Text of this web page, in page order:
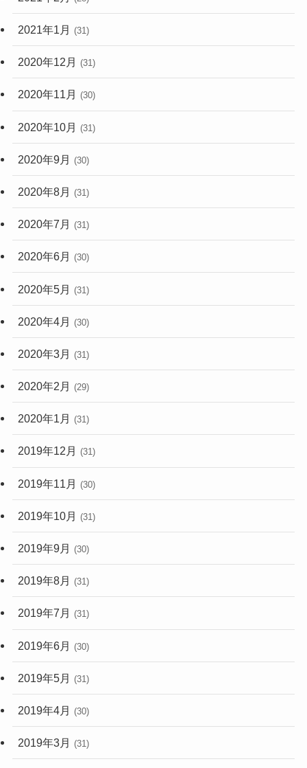
2021年1月 (31)
2020年12月 (31)
2020年11月 (30)
2020年10月 (31)
2020年9月 (30)
2020年8月 (31)
2020年7月 (31)
2020年6月 (30)
2020年5月 (31)
2020年4月 (30)
2020年3月 (31)
2020年2月 (29)
2020年1月 (31)
2019年12月 (31)
2019年11月 (30)
2019年10月 (31)
2019年9月 (30)
2019年8月 (31)
2019年7月 (31)
2019年6月 (30)
2019年5月 (31)
2019年4月 (30)
2019年3月 (31)